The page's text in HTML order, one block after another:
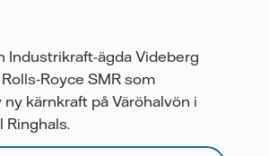
Industrikraft-ägda Videberg
SMR som
kärnkraft på Väröhalvön i
Ringhals.